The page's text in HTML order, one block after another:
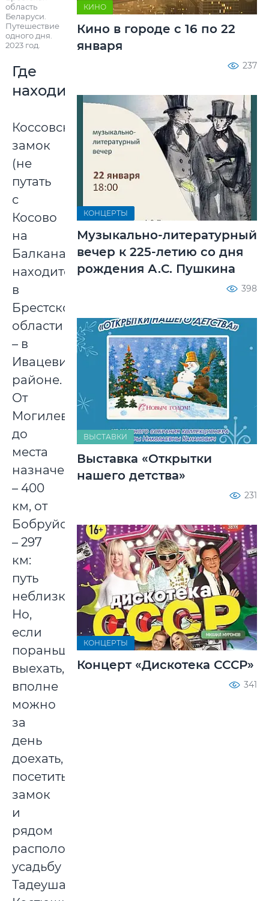
область
Беларуси.
Путешествие
одного дня.
2023 год.
Где
находится
Коссовский
замок
(не
путать
с
Косово
на
Балканах)
находится
в
Брестской
области
– в
Ивацевичском
районе.
От
Могилева
до
места
назначения
– 400
км, от
Бобруйска
– 297
км:
путь
неблизкий.
Но,
если
пораньше
выехать,
вполне
можно
за
день
доехать,
посетить
замок
и
рядом
расположенную
усадьбу
Тадеуша
КИНО
Кино в городе с 16 по 22
января
237
КОНЦЕРТЫ
Музыкально-литературный
вечер к 225-летию со дня
рождения А.С. Пушкина
398
ВЫСТАВКИ
Выставка «Открытки
нашего детства»
231
КОНЦЕРТЫ
Концерт «Дискотека СССР»
341